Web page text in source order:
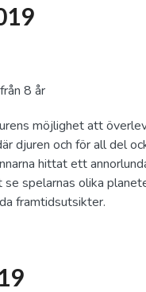
8 år
möjlighet att
djuren och för all del
hittat ett
spelarnas olika
framtidsutsikter.